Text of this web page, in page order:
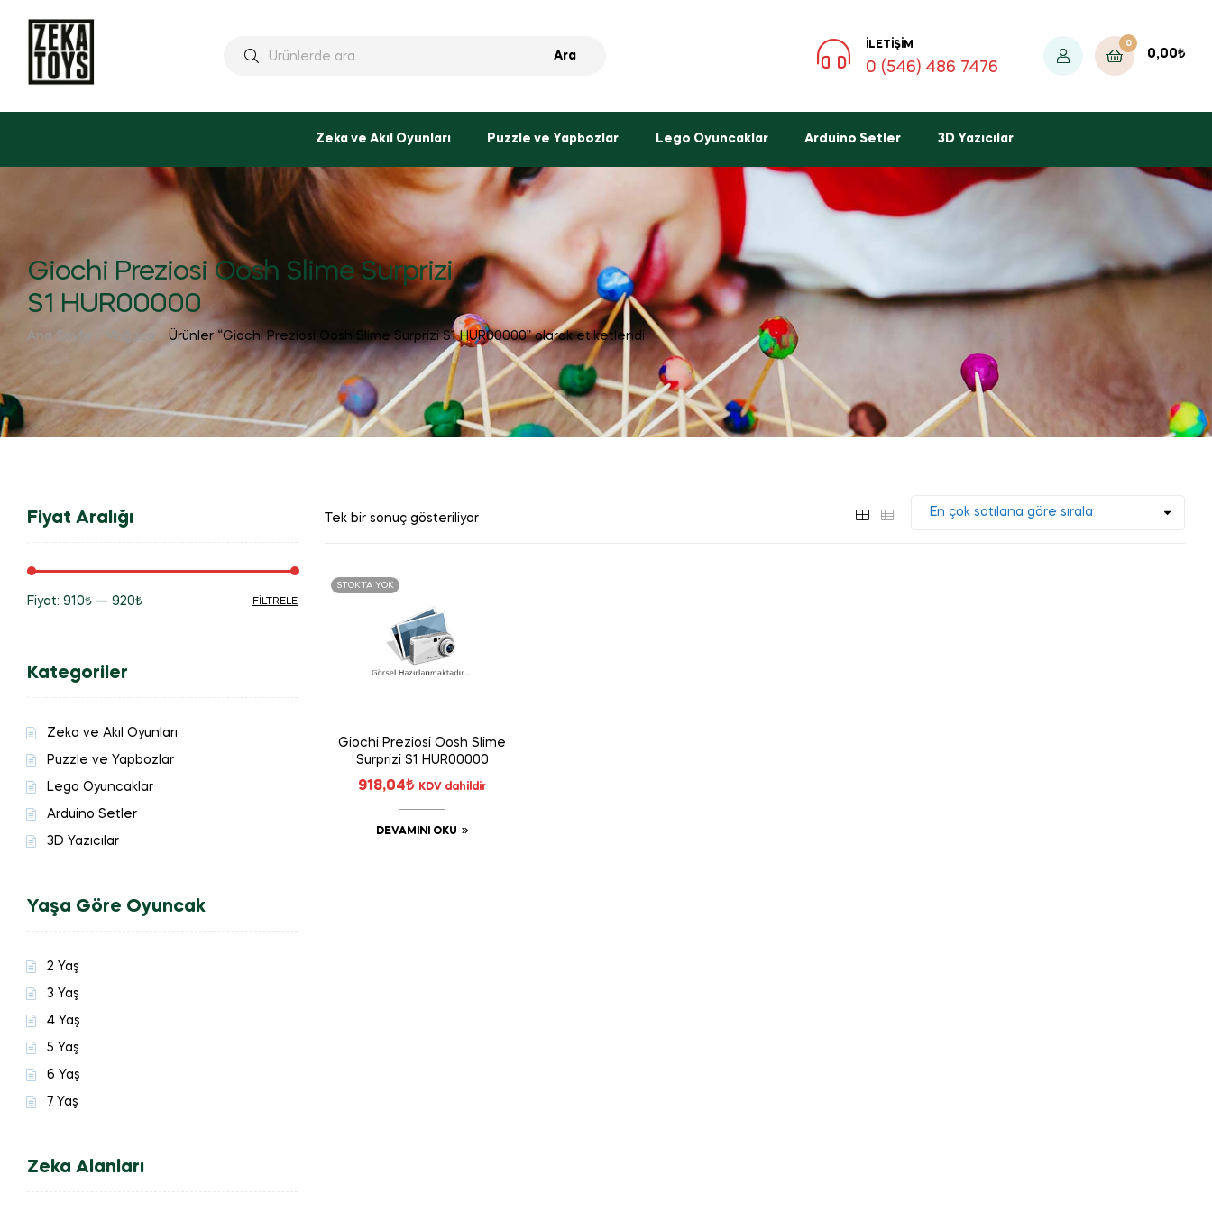
Ara
İLETIŞIM
0 (546) 486 7476
0
0,00₺
Zeka ve Akıl Oyunları Puzzle ve Yapbozlar Lego Oyuncaklar Arduino Setler 3D Yazıcılar
Giochi Preziosi Oosh Slime Surprizi
S1 HUR00000
Ana Sayfa Mağaza Ürünler “Giochi Preziosi Oosh Slime Surprizi S1 HUR00000” olarak etiketlendi
Tek bir sonuç gösteriliyor
STOKTA YOK
Giochi Preziosi Oosh Slime
Surprizi S1 HUR00000
918,04₺ KDV dahildir
DEVAMINI OKU
Fiyat Aralığı
FILTRELE
Fiyat: 910₺ — 920₺
Kategoriler
Zeka ve Akıl Oyunları
Puzzle ve Yapbozlar
Lego Oyuncaklar
Arduino Setler
3D Yazıcılar
Yaşa Göre Oyuncak
2 Yaş
3 Yaş
4 Yaş
5 Yaş
6 Yaş
7 Yaş
Zeka Alanları